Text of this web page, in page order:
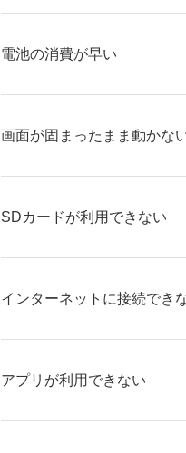
電池の消費が早い
画面が固まったまま動かな
SDカードが利用できない
インターネットに接続でき
アプリが利用できない